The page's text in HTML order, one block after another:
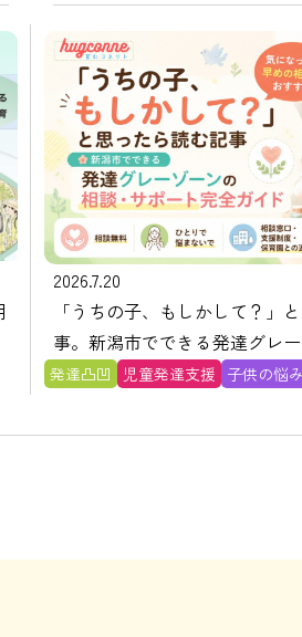
2026.7.20
「うちの子、もしかして？」
事。新潟市でできる発達グレ
ポート完全ガイド
発達凸凹 児童発達支援 子供の悩み